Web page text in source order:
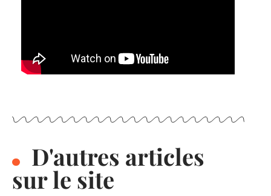
D'autres articles
sur le site